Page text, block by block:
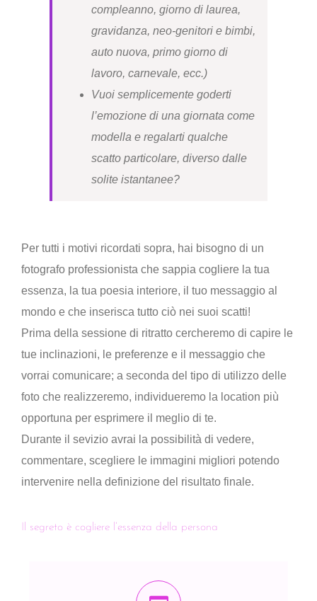
compleanno, giorno di laurea,
gravidanza, neo-genitori e bimbi,
auto nuova, primo giorno di
lavoro, carnevale, ecc.)
Vuoi semplicemente goderti
l’emozione di una giornata come
modella e regalarti qualche
scatto particolare, diverso dalle
solite istantanee?
Per tutti i motivi ricordati sopra, hai bisogno di un
fotografo professionista che sappia cogliere la tua
essenza, la tua poesia interiore, il tuo messaggio al
mondo e che inserisca tutto ciò nei suoi scatti!
Prima della sessione di ritratto cercheremo di capire le
tue inclinazioni, le preferenze e il messaggio che
vorrai comunicare; a seconda del tipo di utilizzo delle
foto che realizzeremo, individueremo la location più
opportuna per esprimere il meglio di te.
Durante il sevizio avrai la possibilità di vedere,
commentare, scegliere le immagini migliori potendo
intervenire nella definizione del risultato finale.
Il segreto è cogliere l’essenza della persona
Perché preferire una semplice e impersonale